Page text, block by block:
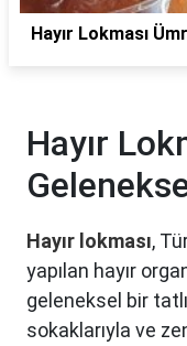
Hayır Lokması
Hayır
Hayır lokması,
yapılan hayır
geleneksel bir
sokaklarıyla ve